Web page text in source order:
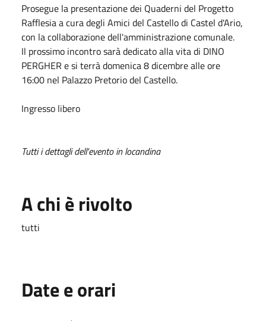
Prosegue la presentazione dei Quaderni del Progetto
Rafflesia a cura degli Amici del Castello di Castel d'Ario,
con la collaborazione dell'amministrazione comunale.
Il prossimo incontro sarà dedicato alla vita di DINO
PERGHER e si terrà domenica 8 dicembre alle ore
16:00 nel Palazzo Pretorio del Castello.
Ingresso libero
Tutti i dettagli dell'evento in locandina
A chi è rivolto
tutti
Date e orari